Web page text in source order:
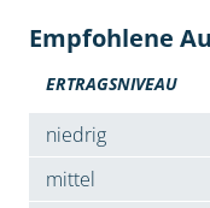
Empfohlene
ERTRAGSNIVEAU
niedrig
mittel